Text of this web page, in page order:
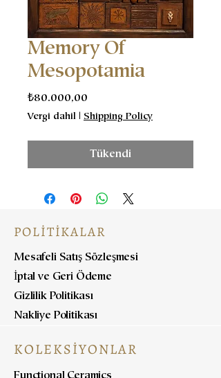
Memory Of
Mesopotamia
₺80.000,00
Vergi dahil | Shipping Policy
Tükendi
POLİTİKALAR
Mesafeli Satış Sözleşmesi
İptal ve Geri Ödeme
Gizlilik Politikası
Nakliye Politikası
KOLEKSİYONLAR